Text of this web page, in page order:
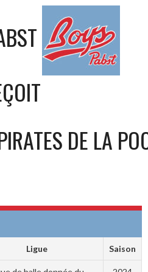
DE LA
Ligue Saison